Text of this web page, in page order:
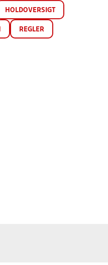
HOLDOVERSIGT
REGLER